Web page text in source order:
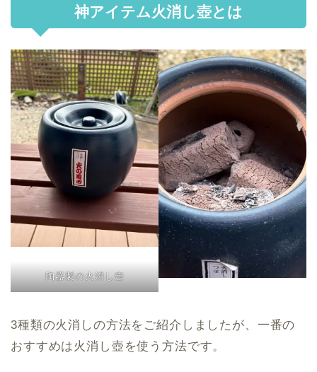
神アイテム火消し壺とは
陶器製の火消し壺
3種類の火消しの方法をご紹介しましたが、一番の
おすすめは火消し壺を使う方法です。